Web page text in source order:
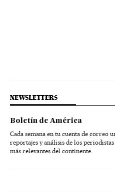
NEWSLETTERS
Boletín de América
Cada semana en tu cuenta de correo
reportajes y análisis de los
más relevantes del continente.